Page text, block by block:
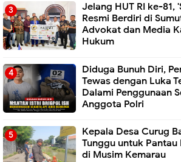
Jelang HUT RI ke-81,
Resmi Berdiri di
Advokat dan Media
Hukum
Diduga Bunuh Diri,
Tewas dengan Luka
Dalami Penggunaan
Anggota Polri
Kepala Desa Curug
Tunggu untuk
di Musim Kemarau